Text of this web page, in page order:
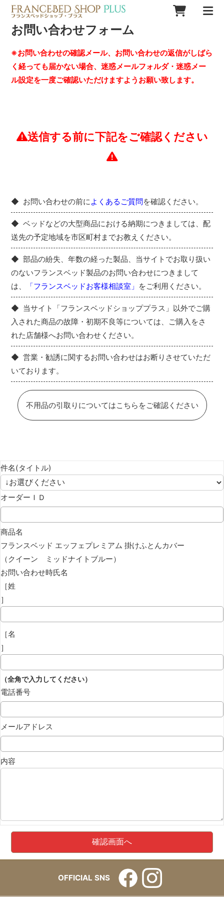
お問い合わせフォーム
※お問い合わせの確認メール、お問い合わせの返信がしばら
く経っても届かない場合、迷惑メールフォルダ・迷惑メー
ル設定を一度ご確認いただけますようお願い致します。
送信する前に下記をご確認ください
お問い合わせの前に よくあるご質問を確認ください。
ベッドなどの大型商品における納期につきましては、配
送先の予定地域を市区町村までお教えください。
部品の紛失、年数の経った製品、当サイトでお取り扱い
のないフランスベッド製品のお問い合わせにつきまして
は、
「フランスベッドお客様相談室」 をご利用ください。
当サイト「フランスベッドショッププラス」以外でご購
入された商品の故障・初期不良等については、ご購入をさ
れた店舗様へお問い合わせください。
営業・勧誘に関するお問い合わせはお断りさせていただ
いております。
不用品の引取りについてはこちらをご確認ください
件名(タイトル)
オーダーＩＤ
商品名
フランスベッド エッフェプレミアム 掛けふとんカバー
（クイーン ミッドナイトブルー）
お問い合わせ時氏名
［姓
］
［名
］
（全角で入力してください）
電話番号
メールアドレス
内容
OFFICIAL SNS